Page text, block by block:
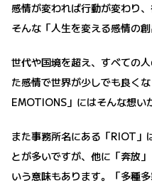
感情が変われば行動が変わり
そんな「人生を変える感情の
世代や国境を超え、すべての
た感情で世界が少しでも良く
EMOTIONS」にはそんな想い
また事務所名にある「RIOT」
とが多いですが、他に「奔放
いう意味もあります。「多種